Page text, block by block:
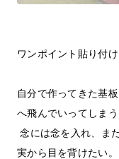
ワンポイント貼り付
自分で作ってきた基
へ飛んでいってしまう
念には念を入れ、ま
実から目を背けたい。